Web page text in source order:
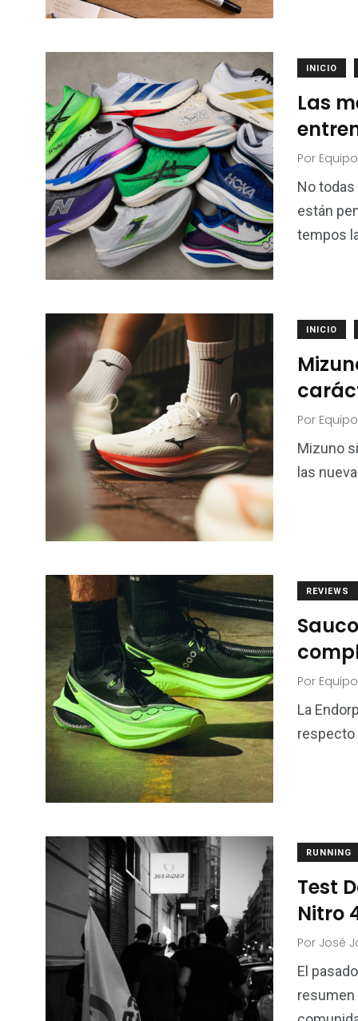
INICIO
Las
Por
No
están
tempos
INICIO
Por
Mizuno
las
REVIEWS
Por
La
respecto
RUNNING
Test
Nitro
Por José
El